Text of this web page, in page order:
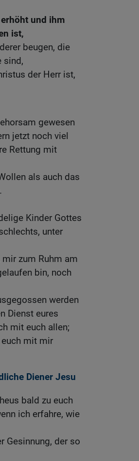
und ihm
ist,
beugen, die
sind,
der Herr ist,
gewesen
jetzt noch viel
Rettung mit
als auch das
Kinder Gottes
unter
zum Ruhm am
bin, noch
werden
Dienst eures
mit euch allen;
mit mir
Diener Jesu
bald zu euch
ich erfahre, wie
Gesinnung, der so